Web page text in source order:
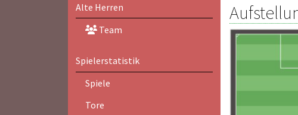
Alte Herren
Team
Spielerstatistik
Spiele
Tore